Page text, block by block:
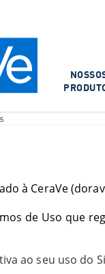
à CeraVe
de Uso que
ao seu uso do